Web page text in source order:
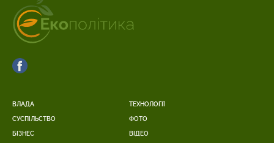
ВЛАДА
СУСПІЛЬСТВО
БІЗНЕС
ТЕХНОЛОГІЇ
ФОТО
ВІДЕО